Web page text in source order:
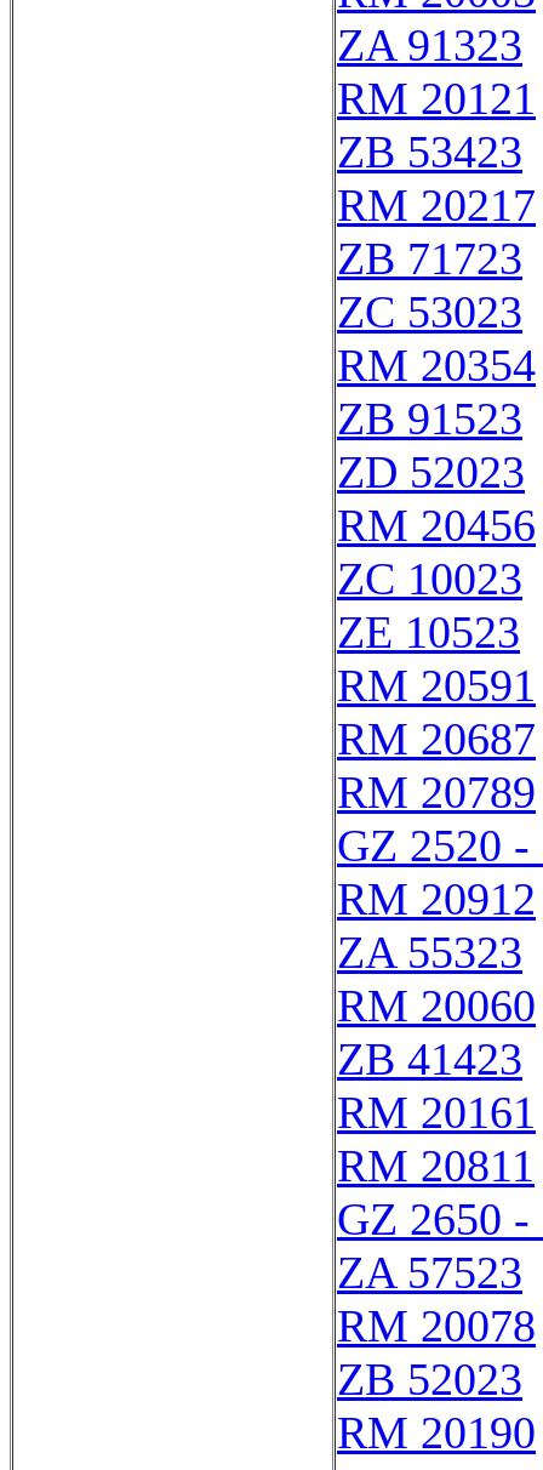
ZA 91323
RM 20121
ZB 53423
RM 20217
ZB 71723
ZC 53023
RM 20354
ZB 91523
ZD 52023
RM 20456
ZC 10023
ZE 10523
RM 20591
RM 20687
RM 20789
GZ 2520 -
RM 20912
ZA 55323
RM 20060
ZB 41423
RM 20161
RM 20811
GZ 2650 -
ZA 57523
RM 20078
ZB 52023
RM 20190